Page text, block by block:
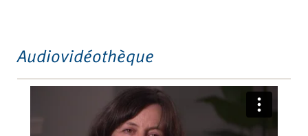
Audiovidéothèque